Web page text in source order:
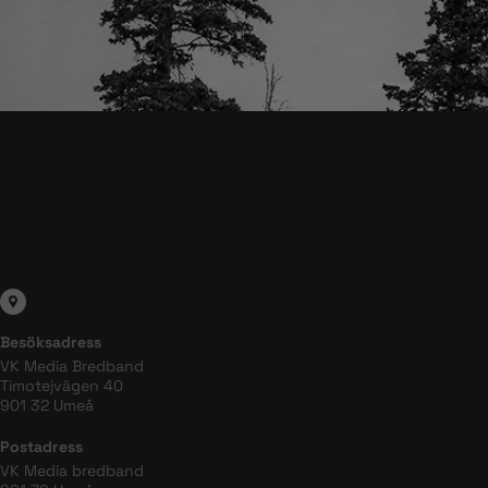
Besöksadress
VK Media Bredband
Timotejvägen 40
901 32 Umeå
Postadress
VK Media bredband